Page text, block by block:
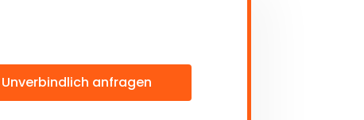
Unverbindlich anfragen